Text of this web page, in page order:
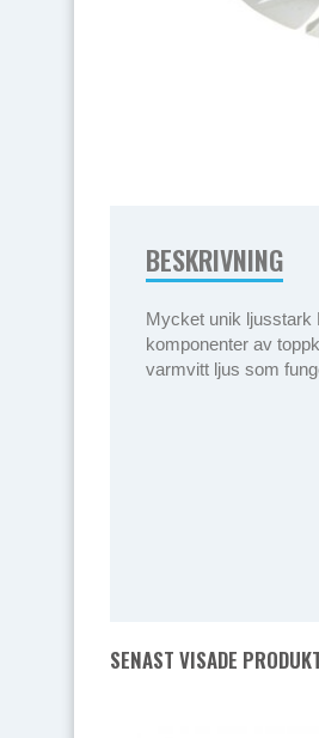
BESKRIVNING
Mycket unik ljusstark
komponenter av
varmvitt ljus som
SENAST VISADE